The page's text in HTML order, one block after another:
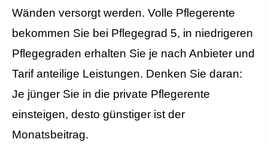
Wänden versorgt werden. Volle Pfle­ge­ren­te
bekommen Sie bei Pflegegrad 5, in niedrigeren
Pflegegraden erhalten Sie je nach Anbieter und
Tarif anteilige Leistungen. Denken Sie daran:
Je jünger Sie in die private Pfle­ge­ren­te
einsteigen, desto günstiger ist der
Monatsbeitrag.